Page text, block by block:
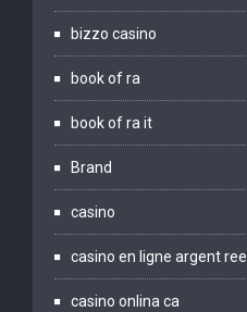
bizzo casino
book of ra
book of ra it
Brand
casino
casino en ligne argent reel
casino onlina ca